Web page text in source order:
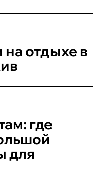
отдыхе в
где
для